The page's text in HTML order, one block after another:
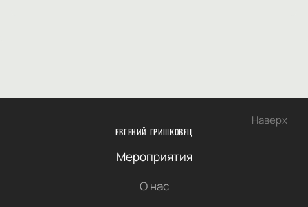
Наверх
ЕВГЕНИЙ ГРИШКОВЕЦ
Мероприятия
О нас